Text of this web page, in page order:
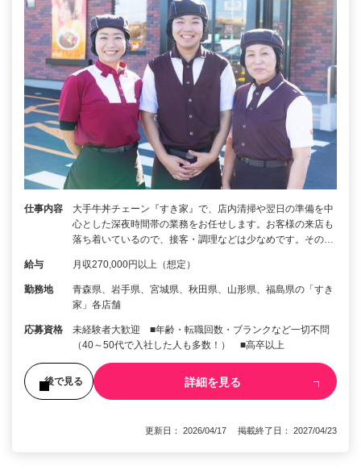
仕事内容
大手牛丼チェーン『すき家』で、店内清掃や翌日の準備を中
心とした深夜時間帯の業務をお任せします。お客様の来店も
落ち着いているので、接客・調理などは少なめです。その…
給与 月収270,000円以上（想定）
勤務地
青森県、岩手県、宮城県、秋田県、山形県、福島県の「すき
家」各店舗
応募資格
未経験者大歓迎 ■年齢・転職回数・ブランクなど一切不問
（40～50代で入社した人も多数！） ■高卒以上
後で見る 詳細を見る
更新日： 2026/04/17 掲載終了日： 2027/04/23